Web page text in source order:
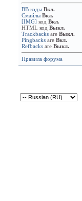
BB коды Вкл.
Смайлы Вкл.
[IMG] код Вкл.
HTML код Выкл.
Trackbacks are Выкл.
Pingbacks are Вкл.
Refbacks are Выкл.
Правила форума